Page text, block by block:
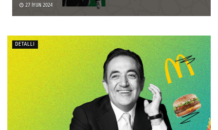
27 İYUN 2024
DETALLI